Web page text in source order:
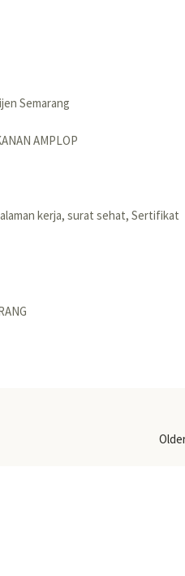
Semarang
AMPLOP
kerja, surat sehat, Sertifikat